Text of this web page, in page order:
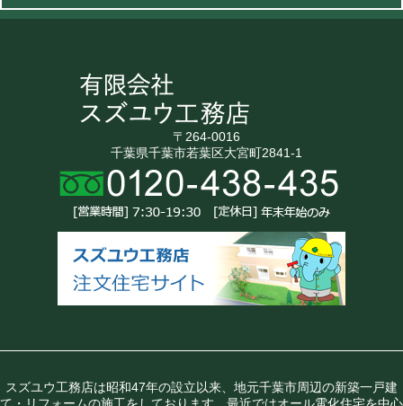
〒264-0016
千葉県千葉市若葉区大宮町2841-1
スズユウ工務店は昭和47年の設立以来、地元千葉市周辺の新築一戸建
て・リフォームの施工をしております。最近ではオール電化住宅を中心